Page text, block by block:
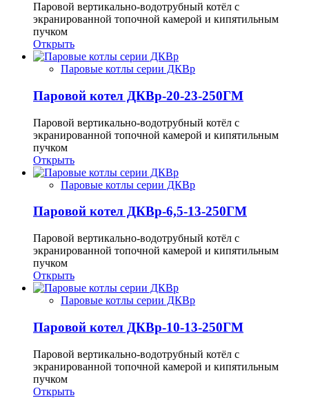
Паровой вертикально-водотрубный котёл с
экранированной топочной камерой и кипятильным
пучком
Открыть
Паровые котлы серии ДКВр
Паровой котел ДКВр-20-23-250ГМ
Паровой вертикально-водотрубный котёл с
экранированной топочной камерой и кипятильным
пучком
Открыть
Паровые котлы серии ДКВр
Паровой котел ДКВр-6,5-13-250ГМ
Паровой вертикально-водотрубный котёл с
экранированной топочной камерой и кипятильным
пучком
Открыть
Паровые котлы серии ДКВр
Паровой котел ДКВр-10-13-250ГМ
Паровой вертикально-водотрубный котёл с
экранированной топочной камерой и кипятильным
пучком
Открыть